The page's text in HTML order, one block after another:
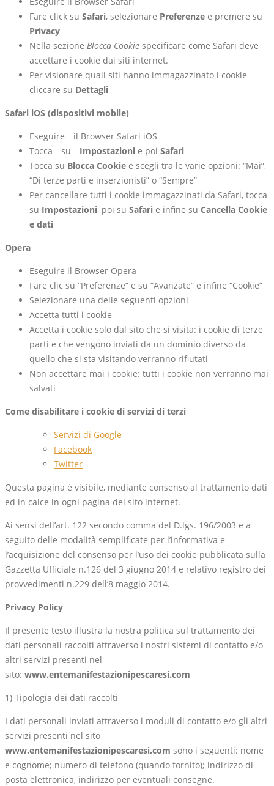
Fare click su Safari, selezionare Preferenze e premere su
Privacy
Nella sezione Blocca Cookie specificare come Safari deve
accettare i cookie dai siti internet.
Per visionare quali siti hanno immagazzinato i cookie
cliccare su Dettagli
Safari iOS (dispositivi mobile)
Eseguire il Browser Safari iOS
Tocca su Impostazioni e poi Safari
Tocca su Blocca Cookie e scegli tra le varie opzioni: “Mai”,
“Di terze parti e inserzionisti” o “Sempre”
Per cancellare tutti i cookie immagazzinati da Safari, tocca
su Impostazioni, poi su Safari e infine su Cancella Cookie
e dati
Opera
Eseguire il Browser Opera
Fare clic su “Preferenze” e su “Avanzate” e infine “Cookie”
Selezionare una delle seguenti opzioni
Accetta tutti i cookie
Accetta i cookie solo dal sito che si visita: i cookie di terze
parti e che vengono inviati da un dominio diverso da
quello che si sta visitando verranno rifiutati
Non accettare mai i cookie: tutti i cookie non verranno mai
salvati
Come disabilitare i cookie di servizi di terzi
Servizi di Google
Facebook
Twitter
Questa pagina è visibile, mediante consenso al trattamento dati
ed in calce in ogni pagina del sito internet.
Ai sensi dell’art. 122 secondo comma del D.lgs. 196/2003 e a
seguito delle modalità semplificate per l’informativa e
l’acquisizione del consenso per l’uso dei cookie pubblicata sulla
Gazzetta Ufficiale n.126 del 3 giugno 2014 e relativo registro dei
provvedimenti n.229 dell’8 maggio 2014.
Privacy Policy
Il presente testo illustra la nostra politica sul trattamento dei
dati personali raccolti attraverso i nostri sistemi di contatto e/o
altri servizi presenti nel
sito: www.entemanifestazionipescaresi.com
1) Tipologia dei dati raccolti
I dati personali inviati attraverso i moduli di contatto e/o gli altri
servizi presenti nel sito
www.entemanifestazionipescaresi.com sono i seguenti: nome
e cognome; numero di telefono (quando fornito); indirizzo di
posta elettronica, indirizzo per eventuali consegne.